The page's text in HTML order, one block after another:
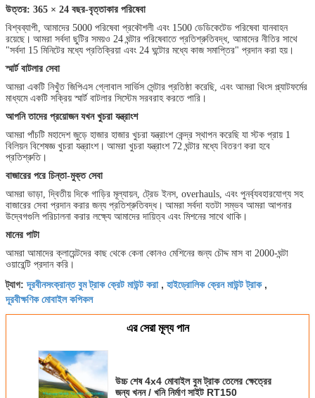
উত্তর: 365 × 24 বছর-বৃত্তাকার পরিষেবা
বিশ্বব্যাপী, আমাদের 5000 পরিষেবা প্রকৌশলী এবং 1500 ডেডিকেটেড পরিষেবা যানবাহন
রয়েছে। আমরা সর্বদা ছুটির সময়ও 24 ঘন্টার পরিষেবাতে প্রতিশ্রুতিবদ্ধ, আমাদের নীতির সাথে
"সর্বদা 15 মিনিটের মধ্যে প্রতিক্রিয়া এবং 24 ঘন্টাের মধ্যে কাজ সমাপ্তির" প্রদান করা হয়।
স্মার্ট বাটলার সেবা
আমরা একটি নিখুঁত জিপিএস গ্লোবাল সার্ভিস সেন্টার প্রতিষ্ঠা করেছি, এবং আমরা থিংস প্ল্যাটফর্মের
মাধ্যমে একটি সক্রিয় স্মার্ট বাটলার সিস্টেম সরবরাহ করতে পারি।
আপনি তাদের প্রয়োজন যখন খুচরা যন্ত্রাংশ
আমরা পাঁচটি মহাদেশ জুড়ে হাজার হাজার খুচরা যন্ত্রাংশ কেন্দ্র স্থাপন করেছি যা স্টক প্রায় 1
বিলিয়ন বিশেষজ্ঞ খুচরা যন্ত্রাংশ। আমরা খুচরা যন্ত্রাংশ 72 ঘন্টার মধ্যে বিতরণ করা হবে
প্রতিশ্রুতি।
বাজারের পরে চিন্তা-মুক্ত সেবা
আমরা ভাড়া, দ্বিতীয় দিকে গাড়ির মূল্যায়ন, ট্রেড ইনস, overhauls, এবং পুনর্ব্যবহারযোগ্য সহ
বাজারের সেবা প্রদান করার জন্য প্রতিশ্রুতিবদ্ধ। আমরা সর্বদা যতটা সম্ভব আমরা আপনার
উদ্বেগগুলি পরিচালনা করার লক্ষ্যে আমাদের দায়িত্ব এবং মিশনের সাথে থাকি।
মানের পাটা
আমরা আমাদের ক্লায়েন্টদের কাছ থেকে কেনা কোনও মেশিনের জন্য চৌদ্দ মাস বা 2000-ঘন্টা
ওয়ারেন্টি প্রদান করি।
ট্যাগ:দূরবীনসংক্রান্ত বুম ট্রাক ক্রেট মাউন্ট করা, হাইড্রোলিক ক্রেন মাউন্ট ট্রাক,
দূরবীক্ষণিক মোবাইল কপিকল
এর সেরা মূল্য পান
উচ্চ শেষ 4x4 মোবাইল বুম ট্রাক তেলের ক্ষেত্রের
জন্য খনন / খনি নির্মাণ সাইট RT150